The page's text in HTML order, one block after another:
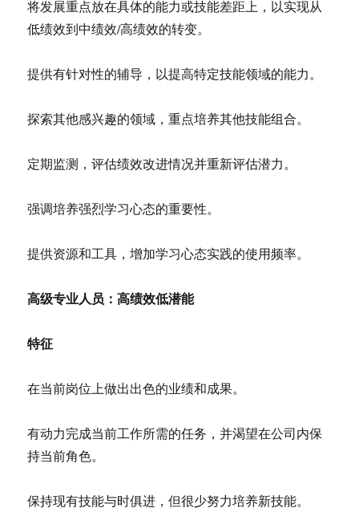
将发展重点放在具体的能力或技能差距上，以实现从
低绩效到中绩效/高绩效的转变。
提供有针对性的辅导，以提高特定技能领域的能力。
探索其他感兴趣的领域，重点培养其他技能组合。
定期监测，评估绩效改进情况并重新评估潜力。
强调培养强烈学习心态的重要性。
提供资源和工具，增加学习心态实践的使用频率。
高级专业人员：高绩效低潜能
特征
在当前岗位上做出出色的业绩和成果。
有动力完成当前工作所需的任务，并渴望在公司内保
持当前角色。
保持现有技能与时俱进，但很少努力培养新技能。